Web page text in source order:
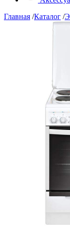
Главная /Каталог /